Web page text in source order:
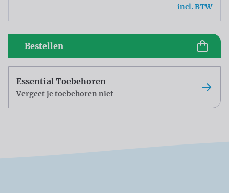
incl. BTW
Bestellen
Essential Toebehoren
Vergeet je toebehoren niet